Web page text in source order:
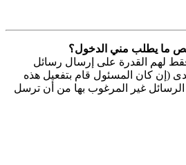
ما يطلب مني الدخول؟
لهم القدرة على إرسال رسائل
(إن كان المسئول قام بتفعيل هذه
الرسائل غير المرغوب بها من أن ترسل